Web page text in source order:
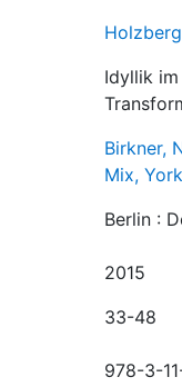
Idyllik
Birkner,
Mix,
Berlin :
2015
33-48
978-3-